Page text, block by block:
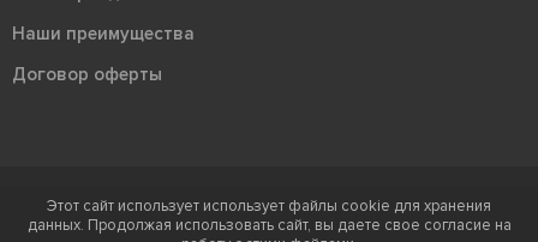
Наши преимущества
Договор оферты
Терра - территория керамики 2026
Ⓒ Правообладателем товарного знака "Терра" является ООО "Атлас-
Этот сайт использует использует файлы cookie для хранения
данных. Продолжая использовать сайт, вы даете свое согласие на